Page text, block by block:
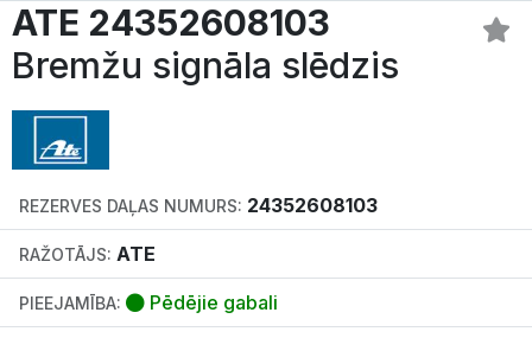
ATE 24352608103
Bremžu signāla slēdzis
REZERVES DAĻAS NUMURS: 24352608103
RAŽOTĀJS: ATE
PIEEJAMĪBA: Pēdējie gabali